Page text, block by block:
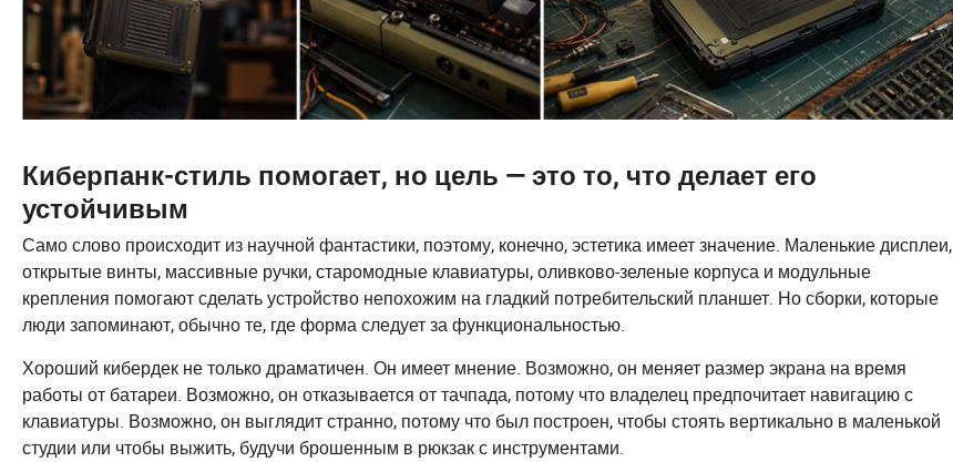
Киберпанк-стиль помогает, но цель — это то, что делает его
устойчивым
Само слово происходит из научной фантастики, поэтому, конечно, эстетика имеет значение. Маленькие дисплеи,
открытые винты, массивные ручки, старомодные клавиатуры, оливково-зеленые корпуса и модульные
крепления помогают сделать устройство непохожим на гладкий потребительский планшет. Но сборки, которые
люди запоминают, обычно те, где форма следует за функциональностью.
Хороший кибердек не только драматичен. Он имеет мнение. Возможно, он меняет размер экрана на время
работы от батареи. Возможно, он отказывается от тачпада, потому что владелец предпочитает навигацию с
клавиатуры. Возможно, он выглядит странно, потому что был построен, чтобы стоять вертикально в маленькой
студии или чтобы выжить, будучи брошенным в рюкзак с инструментами.